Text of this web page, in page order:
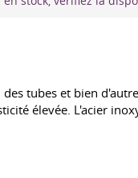
tubes et bien
élevée. L'acier